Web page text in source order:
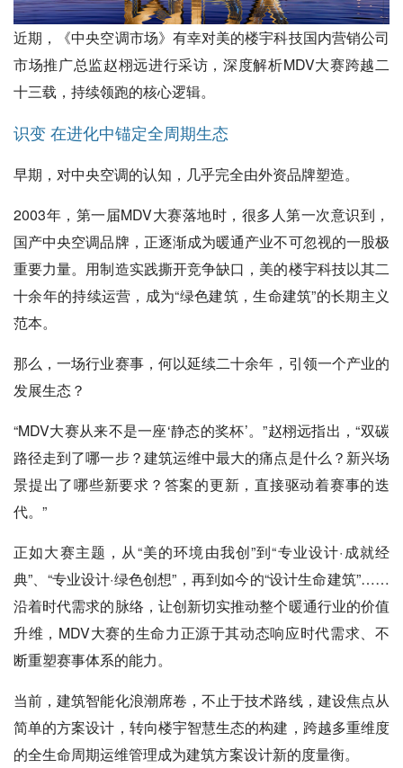
近期，《中央空调市场》有幸对美的楼宇科技国内营销公司
市场推广总监赵栩远进行采访，深度解析MDV大赛跨越二
十三载，持续领跑的核心逻辑。
识变在进化中锚定全周期生态
早期，对中央空调的认知，几乎完全由外资品牌塑造。
2003年，第一届MDV大赛落地时，很多人第一次意识到，
国产中央空调品牌，正逐渐成为暖通产业不可忽视的一股极
重要力量。用制造实践撕开竞争缺口，美的楼宇科技以其二
十余年的持续运营，成为“绿色建筑，生命建筑”的长期主义
范本。
那么，一场行业赛事，何以延续二十余年，引领一个产业的
发展生态？
“MDV大赛从来不是一座‘静态的奖杯’。”赵栩远指出，“双碳
路径走到了哪一步？建筑运维中最大的痛点是什么？新兴场
景提出了哪些新要求？答案的更新，直接驱动着赛事的迭
代。”
正如大赛主题，从“美的环境由我创”到“专业设计·成就经
典”、“专业设计·绿色创想”，再到如今的“设计生命建筑”……
沿着时代需求的脉络，让创新切实推动整个暖通行业的价值
升维，MDV大赛的生命力正源于其动态响应时代需求、不
断重塑赛事体系的能力。
当前，建筑智能化浪潮席卷，不止于技术路线，建设焦点从
简单的方案设计，转向楼宇智慧生态的构建，跨越多重维度
的全生命周期运维管理成为建筑方案设计新的度量衡。